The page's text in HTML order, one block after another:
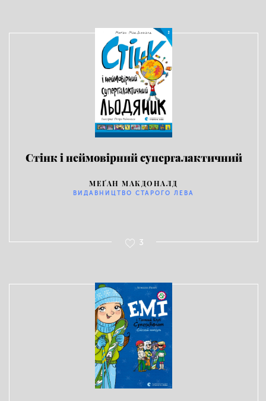
Стінк і неймовірний супергалактичний
МЕҐАН МАКДОНАЛД
ВИДАВНИЦТВО СТАРОГО ЛЕВА
3